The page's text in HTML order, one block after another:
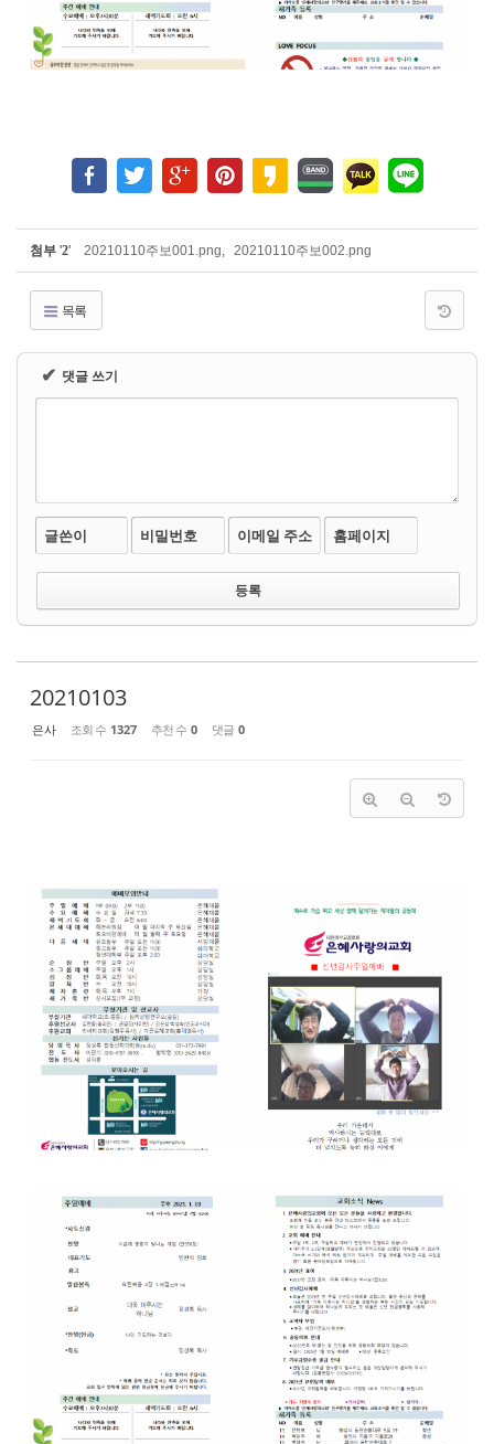
첨부 '2' 20210110주보001.png 20210110주보002.png
목록
✔ 댓글 쓰기
글쓴이 비밀번호 이메일 주소 홈페이지
20210103
은사 조회 수 1327 추천 수 0 댓글 0